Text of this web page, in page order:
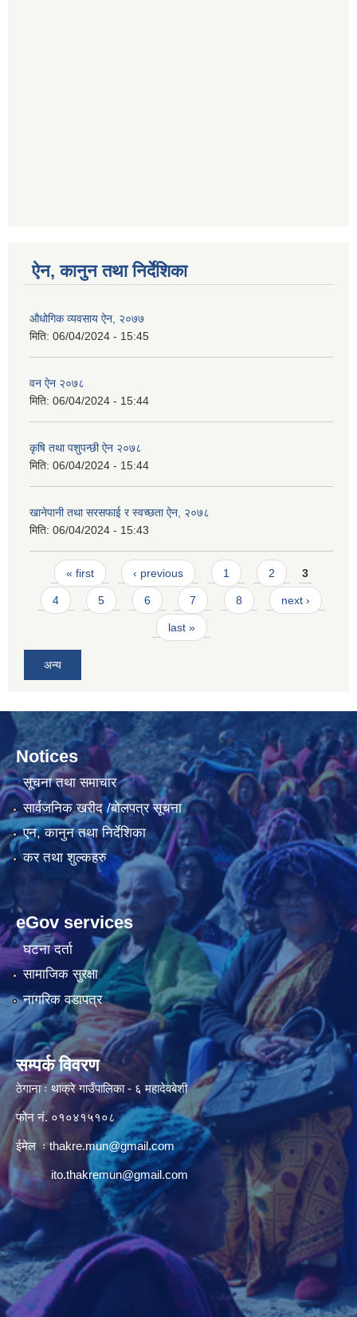
ऐन, कानुन तथा निर्देशिका
औधोगिक व्यवसाय ऐन, २०७७
मिति: 06/04/2024 - 15:45
वन ऐन २०७८
मिति: 06/04/2024 - 15:44
कृषि तथा पशुपन्छी ऐन २०७८
मिति: 06/04/2024 - 15:44
खानेपानी तथा सरसफाई र स्वच्छता ऐन, २०७८
मिति: 06/04/2024 - 15:43
Pages
« first ‹ previous 1 2 3
4 5 6 7 8 next ›
last »
अन्य
Notices
सूचना तथा समाचार
सार्वजनिक खरीद /बोलपत्र सूचना
एन, कानुन तथा निर्देशिका
कर तथा शुल्कहरु
eGov services
घटना दर्ता
सामाजिक सुरक्षा
नागरिक वडापत्र
सम्पर्क विवरण
ठेगाना ः थाक्रे गाउँपालिका - ६ महादेवबेशी
फोन नं. ०१०४१५१०८
ईमेल ःthakre.mun@gmail.com
ito.thakremun@gmail.com